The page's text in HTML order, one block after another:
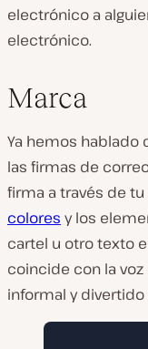
electrónico a
electrónico.
Marca
Ya hemos hablado
las firmas de
firma a través de tu
colores y los
cartel u otro texto
coincide con la
informal y